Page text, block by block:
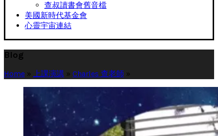
查叔讀書會舊音檔
美國新時代基金會
心靈宇宙連結
Blog
Home » 上課演講 » Charles 查老師 »